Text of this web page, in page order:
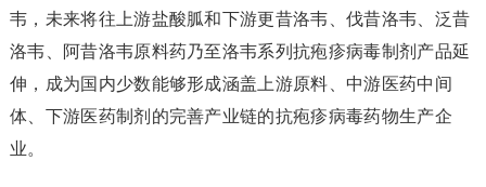
韦，未来将往上游盐酸胍和下游更昔洛韦、伐昔洛韦、泛昔
洛韦、阿昔洛韦原料药乃至洛韦系列抗疱疹病毒制剂产品延
伸，成为国内少数能够形成涵盖上游原料、中游医药中间
体、下游医药制剂的完善产业链的抗疱疹病毒药物生产企
业。